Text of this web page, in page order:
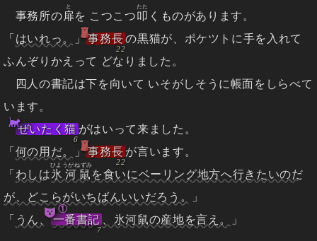
事務所の扉
と
を こつこつ叩
たた
くものがあります。
「 はいれっ。 」事務長の黒猫が、ポケツトに手を入れて
ふんぞりかえって どなりました。
四人の書記は下を向いて いそがしそうに帳面をしらべて
います。
ぜいたく猫 がはいって来ました。
「 何の用だ。 」事務長 が言います。
「 わしは氷河鼠
ひようがねずみ
を食いにベーリング地方へ行きたいのだ
が、どこらがいちばんいいだろう。
」
「 うん、一番書記
①
、氷河鼠の産地を言え。 」